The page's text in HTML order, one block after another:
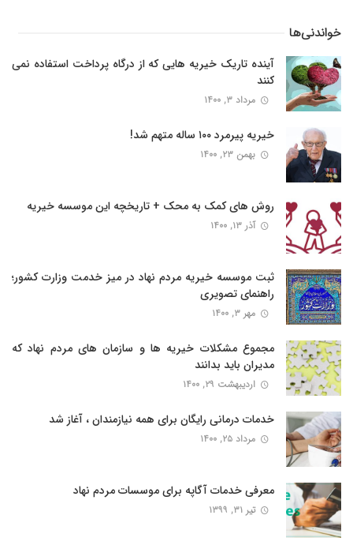
خواندنی‌ها
آینده تاریک خیریه هایی که از درگاه پرداخت استفاده نمی
کنند
مرداد ۳, ۱۴۰۰
خیریه پیرمرد ۱۰۰ ساله متهم شد!
بهمن ۲۳, ۱۴۰۰
روش های کمک به محک + تاریخچه این موسسه خیریه
آذر ۱۳, ۱۴۰۰
ثبت موسسه خیریه مردم نهاد در میز خدمت وزارت کشور؛
راهنمای تصویری
مهر ۳, ۱۴۰۰
مجموع مشکلات خیریه ها و سازمان های مردم نهاد که
مدیران باید بدانند
اردیبهشت ۲۹, ۱۴۰۰
خدمات درمانی رایگان برای همه نیازمندان ، آغاز شد
مرداد ۲۵, ۱۴۰۰
معرفی خدمات آگاپه برای موسسات مردم نهاد
تیر ۳۱, ۱۳۹۹